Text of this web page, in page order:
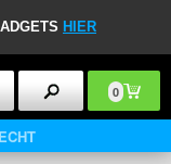
HIER
0